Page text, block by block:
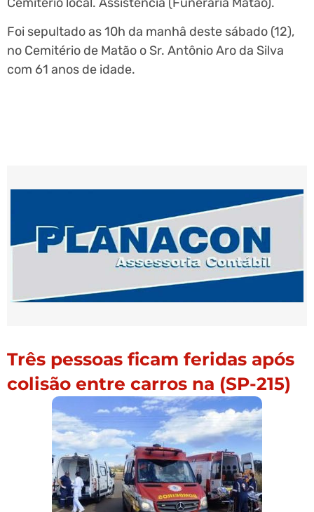
Foi sepultado as 10h da manhâ deste sábado (12),
no Cemitério de Matão o Sr. Antônio Aro da Silva
com 61 anos de idade.
Três pessoas ficam feridas após
colisão entre carros na (SP-215)